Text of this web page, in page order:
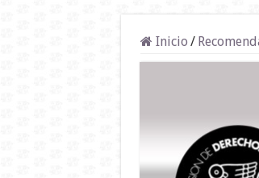
Inicio /